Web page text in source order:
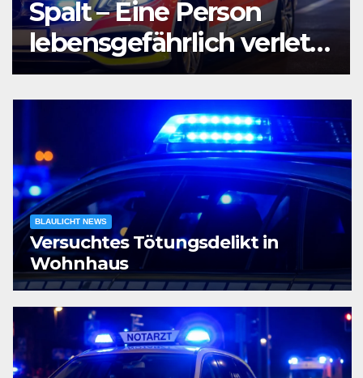
Agententätigkeit:
Tatverdächtiger in
Untersuchungshaft
BLAULICHT NEWS
Versuchtes Tötungsdelikt in
Wohnhaus